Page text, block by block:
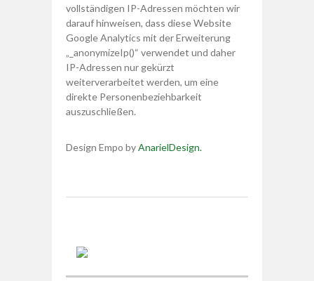
vollständigen IP-Adressen möchten wir
darauf hinweisen, dass diese Website
Google Analytics mit der Erweiterung
„_anonymizeIp()“ verwendet und daher
IP-Adressen nur gekürzt
weiterverarbeitet werden, um eine
direkte Personenbeziehbarkeit
auszuschließen.
Design Empo byAnarielDesign.